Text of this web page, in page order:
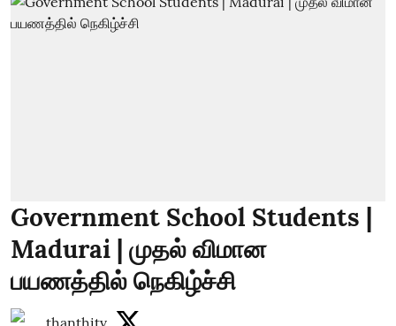
Government School Students |
Madurai | முதல் விமான
பயணத்தில் நெகிழ்ச்சி
thanthitv